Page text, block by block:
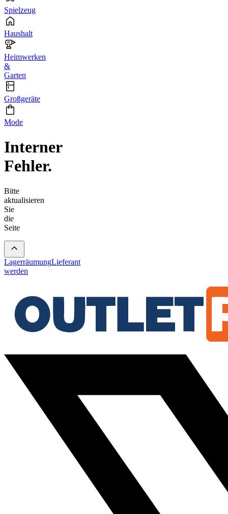
Spielzeug
Haushalt
Heimwerken
&
Garten
Großgeräte
Mode
Interner
Fehler.
Bitte
aktualisieren
Sie
die
Seite
LagerräumungLieferant
werden